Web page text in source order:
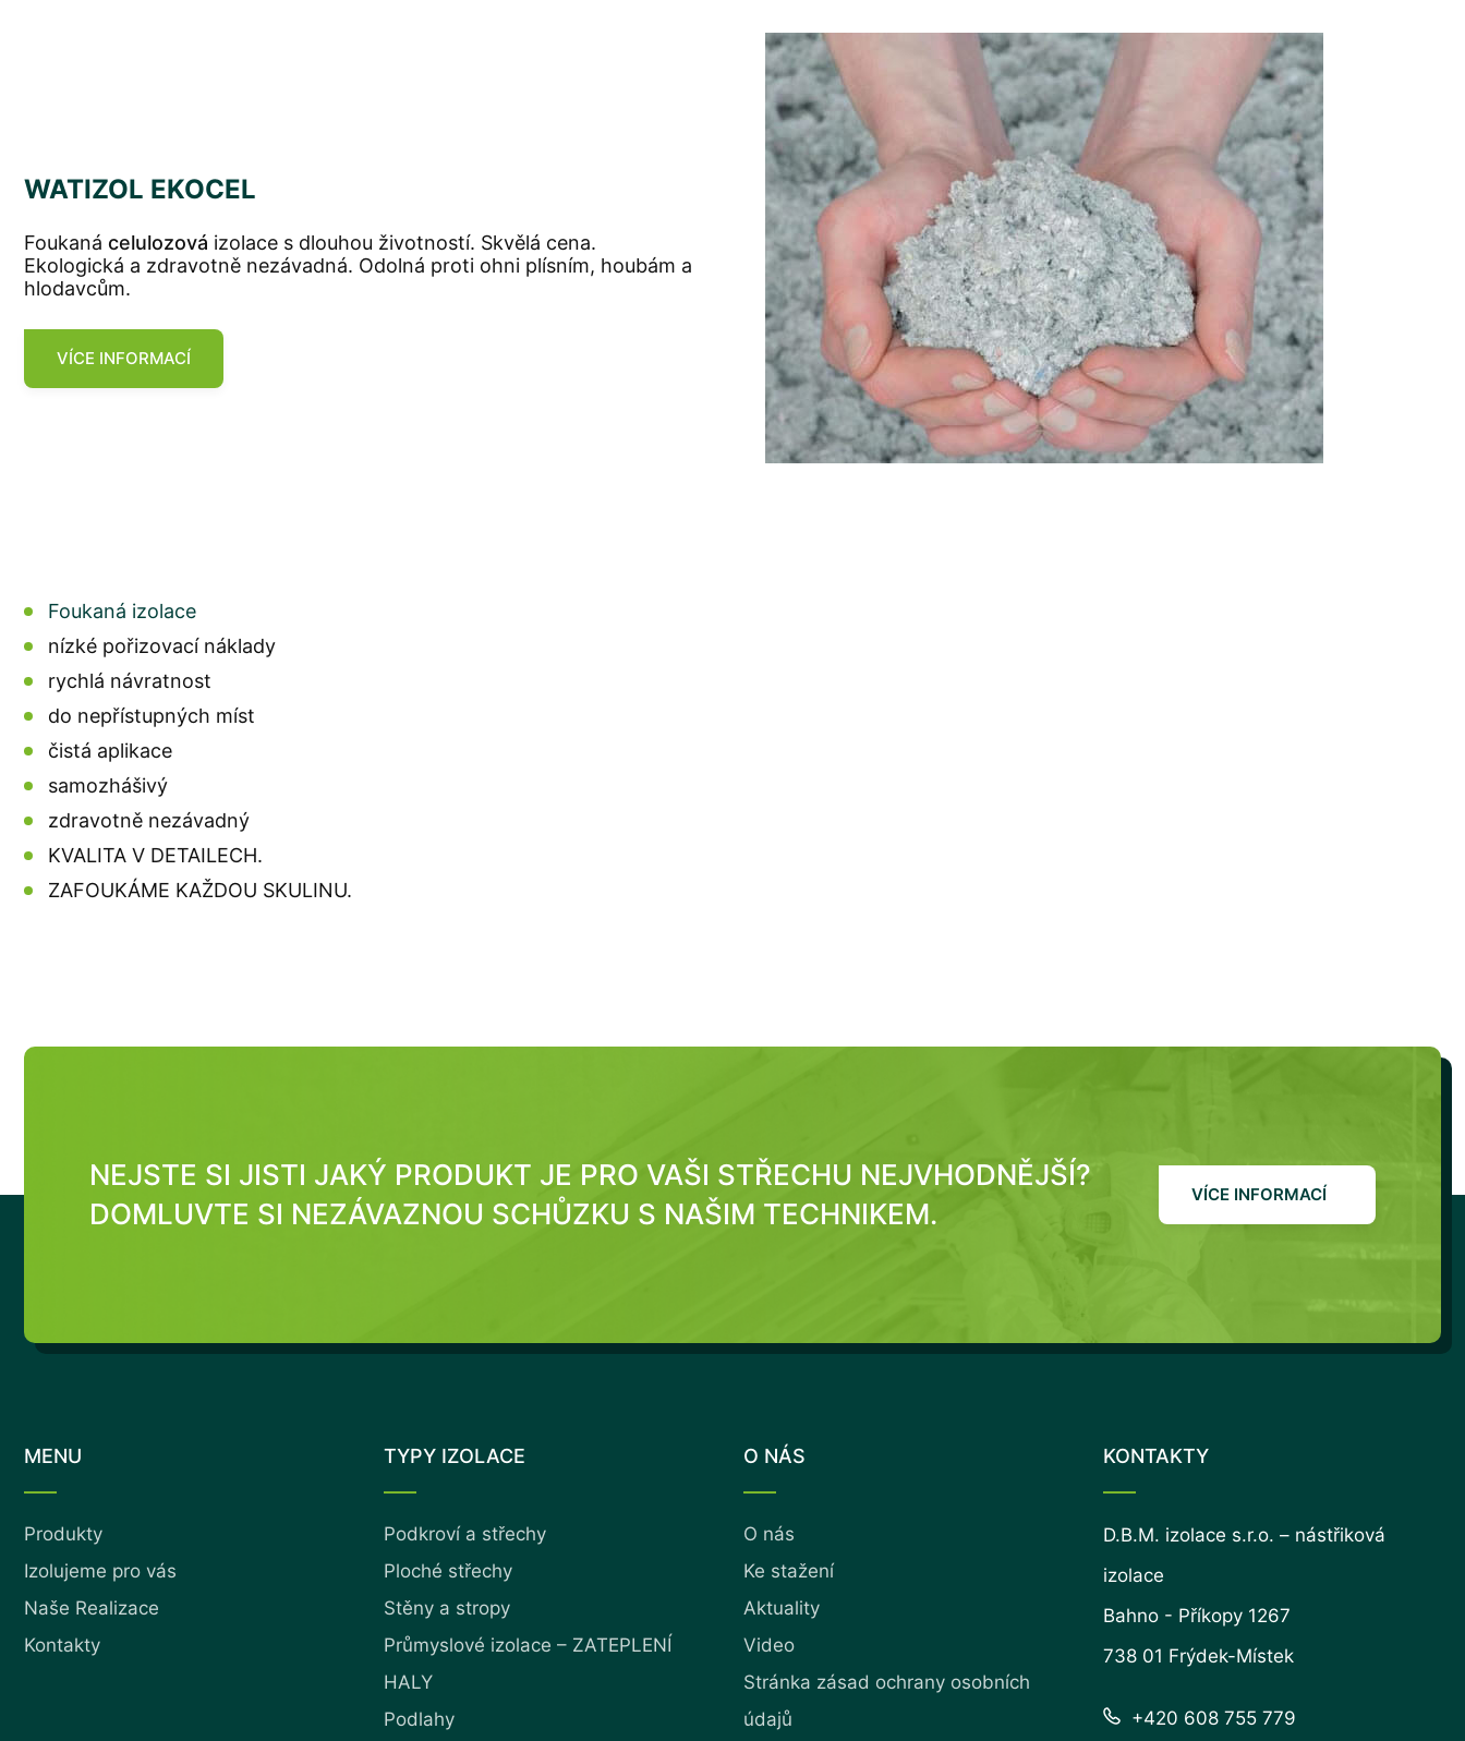
WATIZOL EKOCEL
Foukaná celulozová izolace s dlouhou životností. Skvělá cena.
Ekologická a zdravotně nezávadná. Odolná proti ohni plísním, houbám a
hlodavcům.
VÍCE INFORMACÍ
Foukaná izolace
nízké pořizovací náklady
rychlá návratnost
do nepřístupných míst
čistá aplikace
samozhášivý
zdravotně nezávadný
KVALITA V DETAILECH.
ZAFOUKÁME KAŽDOU SKULINU.
NEJSTE SI JISTI JAKÝ PRODUKT JE PRO VAŠI STŘECHU NEJVHODNĚJŠÍ?
DOMLUVTE SI NEZÁVAZNOU SCHŮZKU S NAŠIM TECHNIKEM.
VÍCE INFORMACÍ
MENU
Produkty
Izolujeme pro vás
Naše Realizace
Kontakty
TYPY IZOLACE
Podkroví a střechy
Ploché střechy
Stěny a stropy
Průmyslové izolace – ZATEPLENÍ
HALY
Podlahy
O NÁS
O nás
Ke stažení
Aktuality
Video
Stránka zásad ochrany osobních
údajů
KONTAKTY
D.B.M. izolace s.r.o. – nástřiková
izolace
Bahno - Příkopy 1267
738 01 Frýdek-Místek
+420 608 755 779